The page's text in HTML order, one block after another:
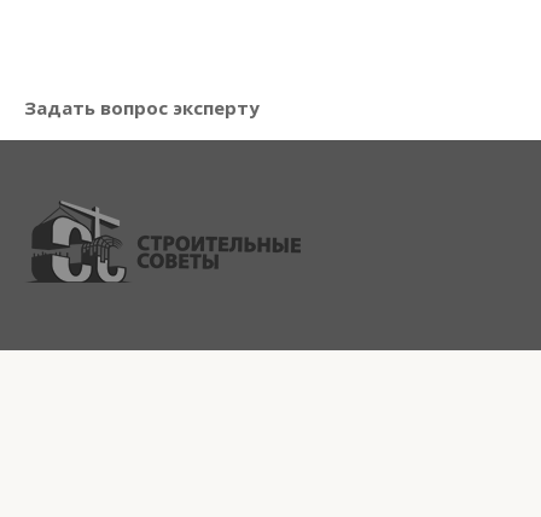
Задать вопрос эксперту